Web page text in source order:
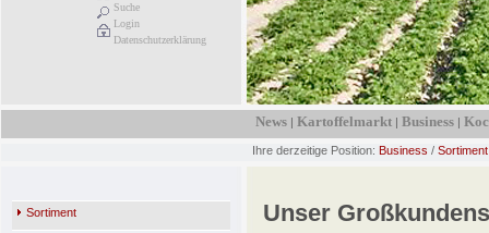
Suche
Login
Datenschutzerklärung
News | Kartoffelmarkt | Business |
Ihre derzeitige Position: Business / Sortiment
Sortiment Unser